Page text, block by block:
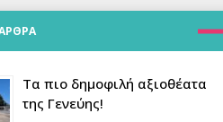
Τα πιο δημοφιλή αξιοθέατα
της Γενεύης!